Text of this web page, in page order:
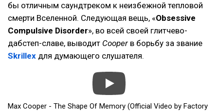
бы отличным саундтреком к неизбежной тепловой
смерти Вселенной. Следующая вещь, «Obsessive
Compulsive Disorder», во всей своей глитчево-
дабстеп-славе, выводит Cooper в борьбу за звание
Skrillex для думающего слушателя.
Max Cooper - The Shape Of Memory (Official Video by Factory